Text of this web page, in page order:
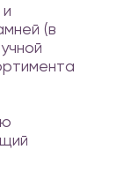
(в